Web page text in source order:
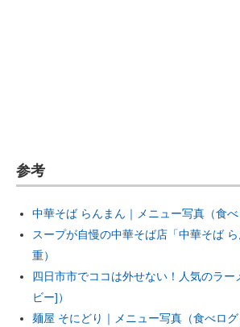
参考
中華そば らんまん｜メニュー写真（食べ
スープが自慢の中華そば店「中華そば
重）
四日市市でココは外せない！人気のラー
ビー]）
麺屋 そにどり｜メニュー写真（食べログ